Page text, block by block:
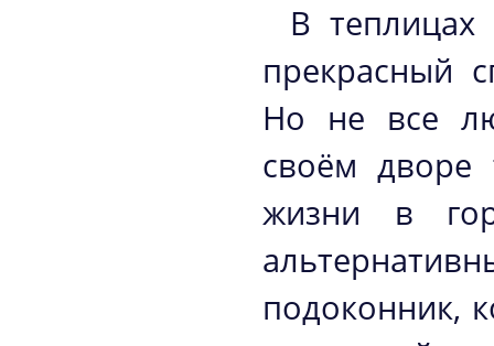
В
прекрасный
Но не все
своём дворе
жизни в
подоконник,